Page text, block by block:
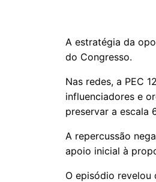
A estratégia da
do Congresso.
Nas redes, a PEC
influenciadores e
preservar a escala
A repercussão
apoio inicial à
O episódio revelou